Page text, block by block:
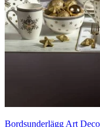
Bordsunderlägg Art